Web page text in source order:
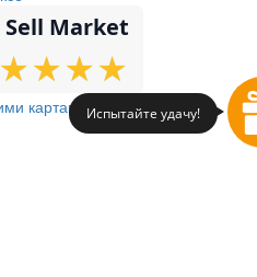
Sell Market
★
★★
★★
★★
★
Испытайте удачу!